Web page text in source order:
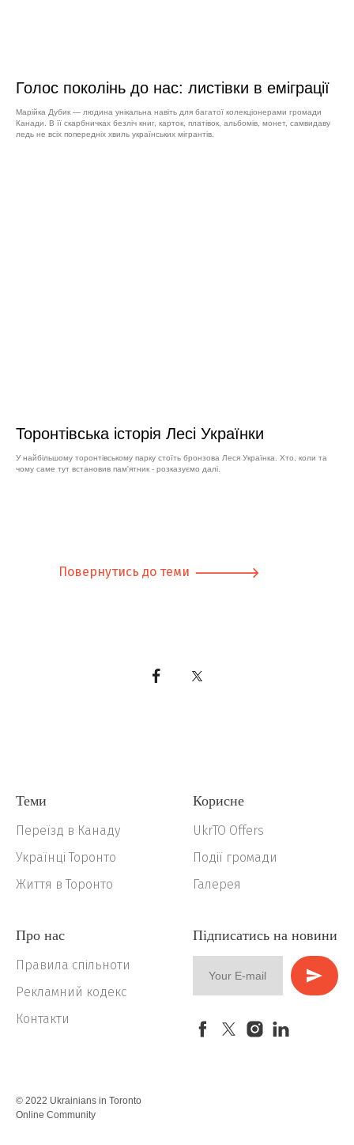
Голос поколінь до нас: листівки в еміграції
Марійка Дубик — людина унікальна навіть для багатої колекціонерами громади
Канади. В її скарбничках безліч книг, карток, платівок, альбомів, монет, самвидаву
ледь не всіх попередніх хвиль українських мігрантів.
Торонтівська історія Лесі Українки
У найбільшому торонтівському парку стоїть бронзова Леся Українка. Хто, коли та
чому саме тут встановив пам'ятник - розказуємо далі.
Повернутись до теми
Теми
Переїзд в Канаду
Українці Торонто
Життя в Торонто
Корисне
UkrTO Offers
Події громади
Галерея
Про нас
Правила спільноти
Рекламний кодекс
Контакти
Підписатись на новини
© 2022 Ukrainians in Toronto
Online Community